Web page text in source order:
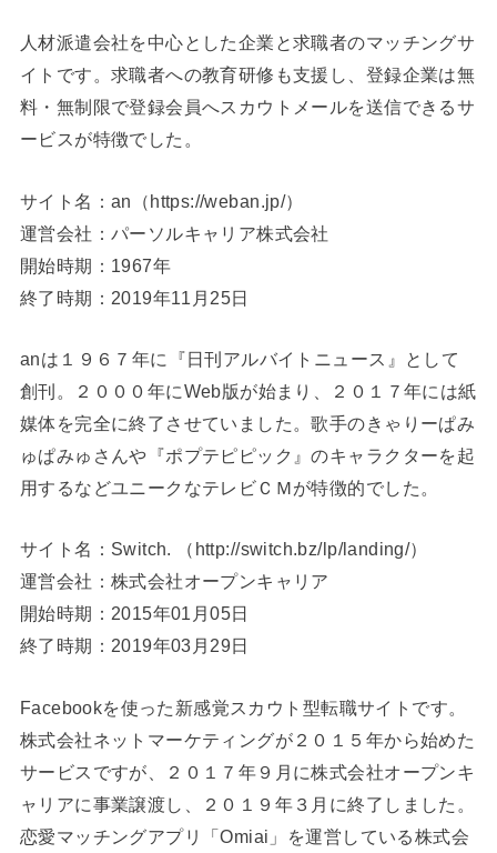
人材派遣会社を中心とした企業と求職者のマッチングサ
イトです。求職者への教育研修も支援し、登録企業は無
料・無制限で登録会員へスカウトメールを送信できるサ
ービスが特徴でした。
サイト名：an（https://weban.jp/）
運営会社：パーソルキャリア株式会社
開始時期：1967年
終了時期：2019年11月25日
anは１９６７年に『日刊アルバイトニュース』として
創刊。２０００年にWeb版が始まり、２０１７年には紙
媒体を完全に終了させていました。歌手のきゃりーぱみ
ゅぱみゅさんや『ポプテピピック』のキャラクターを起
用するなどユニークなテレビＣＭが特徴的でした。
サイト名：Switch. （http://switch.bz/lp/landing/）
運営会社：株式会社オープンキャリア
開始時期：2015年01月05日
終了時期：2019年03月29日
Facebookを使った新感覚スカウト型転職サイトです。
株式会社ネットマーケティングが２０１５年から始めた
サービスですが、２０１７年９月に株式会社オープンキ
ャリアに事業譲渡し、２０１９年３月に終了しました。
恋愛マッチングアプリ「Omiai」を運営している株式会